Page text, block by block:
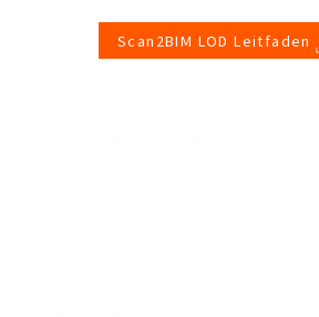
Scan2BIM LOD Leitfaden